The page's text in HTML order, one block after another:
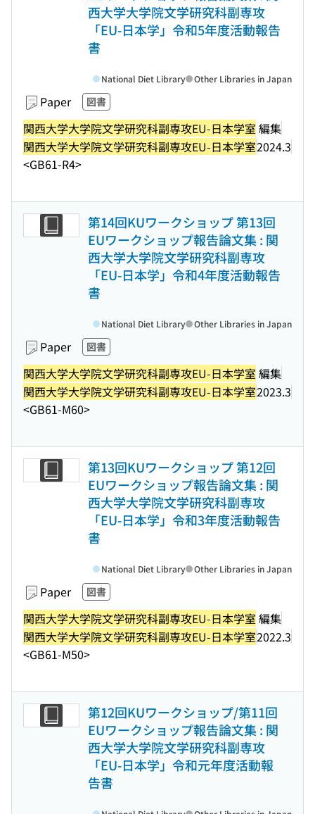
西大学大学院文学研究科副専攻
「EU-日本学」令和5年度活動報告
書
Paper 図書
関西大学大学院文学研究科副専攻EU-日本学室 編集
関西大学大学院文学研究科副専攻EU-日本学室2024.3
<GB61-R4>
National Diet Library Other Libraries in Japan
第14回KUワークショップ 第13回
EUワークショップ報告論文集 : 関
西大学大学院文学研究科副専攻
「EU-日本学」令和4年度活動報告
書
Paper 図書
関西大学大学院文学研究科副専攻EU-日本学室 編集
関西大学大学院文学研究科副専攻EU-日本学室2023.3
<GB61-M60>
National Diet Library Other Libraries in Japan
第13回KUワークショップ 第12回
EUワークショップ報告論文集 : 関
西大学大学院文学研究科副専攻
「EU-日本学」令和3年度活動報告
書
Paper 図書
関西大学大学院文学研究科副専攻EU-日本学室 編集
関西大学大学院文学研究科副専攻EU-日本学室2022.3
<GB61-M50>
National Diet Library Other Libraries in Japan
第12回KUワークショップ/第11回
EUワークショップ報告論文集 : 関
西大学大学院文学研究科副専攻
「EU-日本学」令和元年度活動報
告書